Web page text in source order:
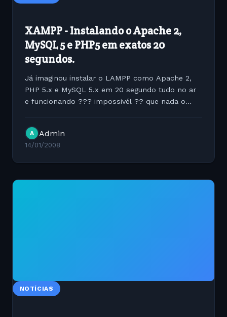
XAMPP - Instalando o Apache 2,
MySQL 5 e PHP5 em exatos 20
segundos.
Já imaginou instalar o LAMPP como Apache 2,
PHP 5.x e MySQL 5.x em 20 segundo tudo no ar
e funcionando ??? impossivél ?? que nada o
inicia um daemon e...
A Admin
14/01/2008
NOTÍCIAS